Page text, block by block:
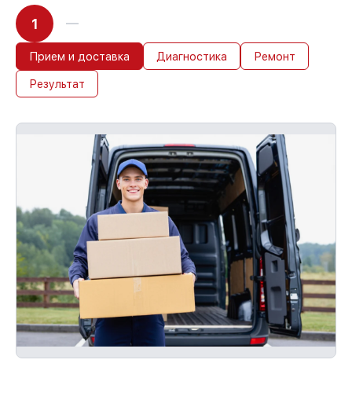
1
Прием и доставка Диагностика Ремонт
Результат